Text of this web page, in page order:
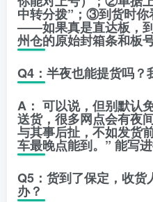
中转分拨”；③到货时你
——如果真是直达板，
州仓的原始封箱条和板
Q4：半夜也能提货吗？
A： 可以说，但别默认
送货，很多网点会有夜
与其事后扯，不如发货
车最晚点能到。”能写进
Q5：货到了保定，收货
办？